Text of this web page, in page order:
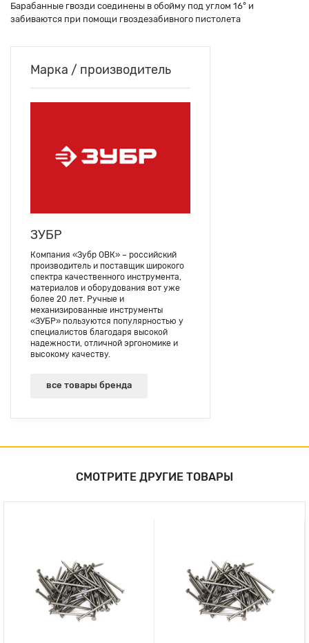
Барабанные гвозди соединены в обойму под углом 16° и
забиваются при помощи гвоздезабивного пистолета
Марка / производитель
ЗУБР
Компания «Зубр ОВК» – российский
производитель и поставщик широкого
спектра качественного инструмента,
материалов и оборудования вот уже
более 20 лет. Ручные и
механизированные инструменты
«ЗУБР» пользуются популярностью у
специалистов благодаря высокой
надежности, отличной эргономике и
высокому качеству.
все товары бренда
СМОТРИТЕ ДРУГИЕ ТОВАРЫ